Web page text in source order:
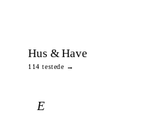
Hus & Have
114 testede →
E